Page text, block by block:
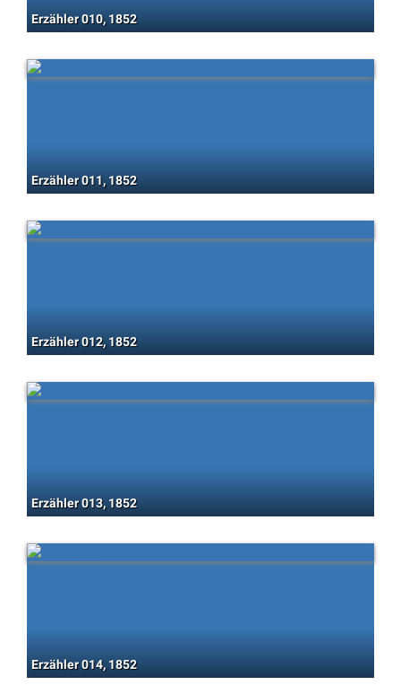
Erzähler 010, 1852
Erzähler 011, 1852
Erzähler 012, 1852
Erzähler 013, 1852
Erzähler 014, 1852